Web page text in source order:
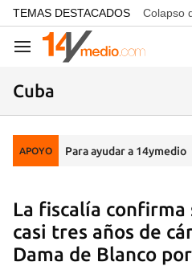
common.go-to-content
TEMAS DESTACADOS Colapso
Navegación
Cuba
APOYO Para ayudar a 14ymedio
La fiscalía
casi tres años de
Dama de Blanco